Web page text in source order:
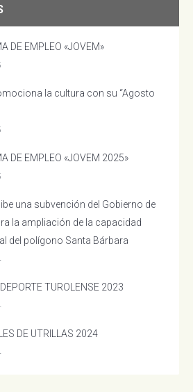
DE EMPLEO «JOVEM»
la cultura con su “Agosto
DE EMPLEO «JOVEM 2025»
una subvención del Gobierno de
la ampliación de la capacidad
del polígono Santa Bárbara
TUROLENSE 2023
DE UTRILLAS 2024